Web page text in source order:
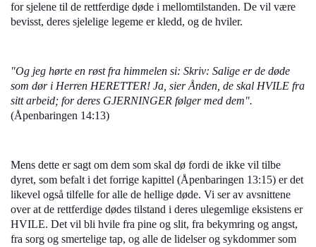
for sjelene til de rettferdige døde i mellomtilstanden. De vil være
bevisst, deres sjelelige legeme er kledd, og de hviler.
"Og jeg hørte en røst fra himmelen si: Skriv: Salige er de døde
som dør i Herren HERETTER! Ja, sier Ånden, de skal HVILE fra
sitt arbeid; for deres GJERNINGER følger med dem".
(Åpenbaringen 14:13)
Mens dette er sagt om dem som skal dø fordi de ikke vil tilbe
dyret, som befalt i det forrige kapittel (Åpenbaringen 13:15) er det
likevel også tilfelle for alle de hellige døde. Vi ser av avsnittene
over at de rettferdige dødes tilstand i deres ulegemlige eksistens er
HVILE. Det vil bli hvile fra pine og slit, fra bekymring og angst,
fra sorg og smertelige tap, og alle de lidelser og sykdommer som